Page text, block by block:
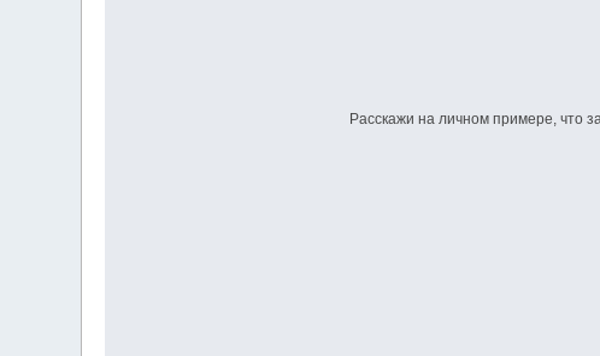
Расскажи на личном примере, что